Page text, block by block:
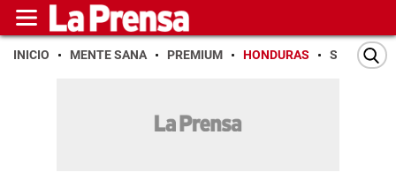
INICIO MENTE SANA PREMIUM HONDURAS SAN PEDRO